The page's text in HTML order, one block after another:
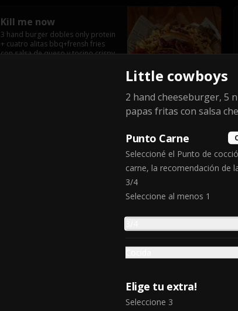
Kill me now
3 hand burger dobles only protein
+ cuatro alitas bbq+frensh fries
con salsa de queso y tocino crispy.
Little cowboys
2 hand cheeseburger, 5
papas fritas con salsa
Punto Carne
Seleccioné el Punto de
carne, la recomendación de
3/4
Seleccione al menos 1
Elige tu extra!
Seleccione 3